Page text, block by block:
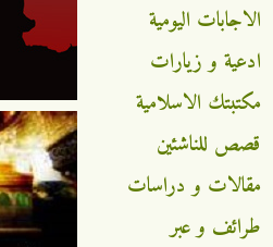
الاجابات اليومية
ادعية و زيارات
مكتبتك الاسلامية
قصص للناشئين
مقالات و دراسات
طرائف و عبر